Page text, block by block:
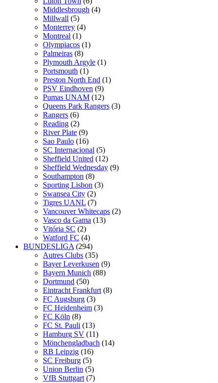
Middlesbrough (4)
Millwall (5)
Monterrey (4)
Montreal (1)
Olympiacos (1)
Palmeiras (8)
Plymouth Argyle (1)
Portsmouth (1)
Preston North End (1)
PSV Eindhoven (9)
Pumas UNAM (12)
Queens Park Rangers (3)
Rangers (6)
Reading (2)
River Plate (9)
Sao Paulo (16)
SC Internacional (5)
Sheffield United (12)
Sheffield Wednesday (9)
Southampton (8)
Sporting Lisbon (3)
Swansea City (2)
Tigres UANL (7)
Vancouver Whitecaps (2)
Vasco da Gama (13)
Vitória SC (2)
Watford FC (4)
BUNDESLIGA (294)
Autres Clubs (35)
Bayer Leverkusen (9)
Bayern Munich (88)
Dortmund (50)
Eintracht Frankfurt (8)
FC Augsburg (3)
FC Heidenheim (3)
FC Köln (8)
FC St. Pauli (13)
Hamburg SV (11)
Mönchengladbach (14)
RB Leipzig (16)
SC Freiburg (5)
Union Berlin (5)
VfB Stuttgart (7)